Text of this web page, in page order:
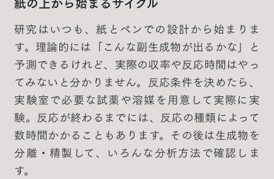
研究はいつも、紙とペンでの設計から始まりま
す。理論的には「こんな副生成物が出るかな」と
予測できるけれど、実際の収率や反応時間はやっ
てみないと分かりません。反応条件を決めたら、
実験室で必要な試薬や溶媒を用意して実際に実
験。反応が終わるまでには、反応の種類によって
数時間かかることもあります。その後は生成物を
分離・精製して、いろんな分析方法で確認しま
す。